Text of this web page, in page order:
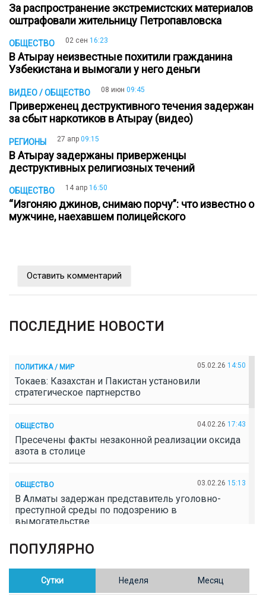
За распространение экстремистских материалов
оштрафовали жительницу Петропавловска
ОБЩЕСТВО 02 сен 16:23
В Атырау неизвестные похитили гражданина
Узбекистана и вымогали у него деньги
ВИДЕО / ОБЩЕСТВО 08 июн 09:45
Приверженец деструктивного течения задержан
за сбыт наркотиков в Атырау (видео)
РЕГИОНЫ 27 апр 09:15
В Атырау задержаны приверженцы
деструктивных религиозных течений
ОБЩЕСТВО 14 апр 16:50
“Изгоняю джинов, снимаю порчу”: что известно о
мужчине, наехавшем полицейского
Оставить комментарий
ПОСЛЕДНИЕ НОВОСТИ
ПОЛИТИКА / МИР 05.02.26 14:50
Токаев: Казахстан и Пакистан установили
стратегическое партнерство
ОБЩЕСТВО 04.02.26 17:43
Пресечены факты незаконной реализации оксида
азота в столице
ОБЩЕСТВО 03.02.26 15:13
В Алматы задержан представитель уголовно-
преступной среды по подозрению в
вымогательстве
ОБЩЕСТВО
Полицейские пресекли незаконное выращивание
конопли в Таразе
ПОПУЛЯРНО
Сутки Неделя Месяц